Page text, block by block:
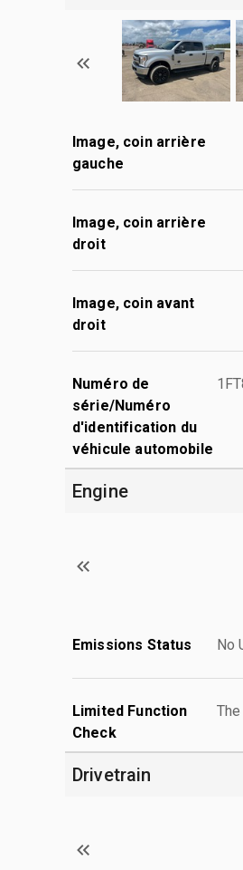
Image, coin arrière
gauche
Image, coin arrière
droit
Image, coin avant
droit
Numéro de
série/Numéro
d'identification du
véhicule automobile
Engine
Emissions Status No
Limited Function
Check
Drivetrain